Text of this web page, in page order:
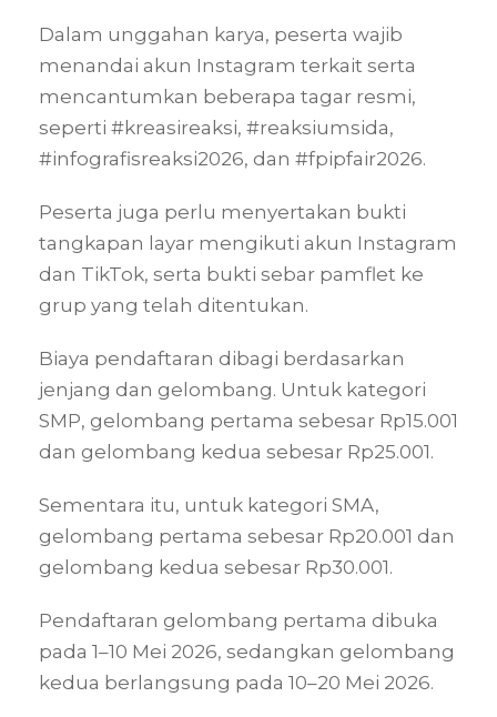
Dalam unggahan karya, peserta wajib
menandai akun Instagram terkait serta
mencantumkan beberapa tagar resmi,
seperti #kreasireaksi, #reaksiumsida,
#infografisreaksi2026, dan #fpipfair2026.
Peserta juga perlu menyertakan bukti
tangkapan layar mengikuti akun Instagram
dan TikTok, serta bukti sebar pamflet ke
grup yang telah ditentukan.
Biaya pendaftaran dibagi berdasarkan
jenjang dan gelombang. Untuk kategori
SMP, gelombang pertama sebesar Rp15.001
dan gelombang kedua sebesar Rp25.001.
Sementara itu, untuk kategori SMA,
gelombang pertama sebesar Rp20.001 dan
gelombang kedua sebesar Rp30.001.
Pendaftaran gelombang pertama dibuka
pada 1–10 Mei 2026, sedangkan gelombang
kedua berlangsung pada 10–20 Mei 2026.